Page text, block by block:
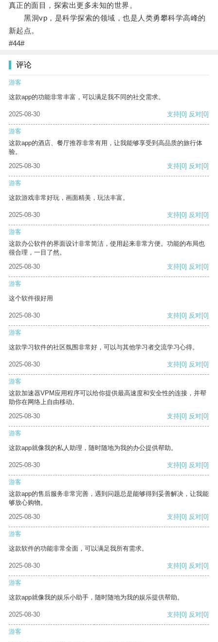
真正的面目，探索出更多未知的世界。
黑洞vp，是科学探索的领域，也是人类勇攀科学高峰的
新起点。
#44#
评论
游客
这款app的功能非常丰富，可以满足我不同的社交需求。
2025-08-30 支持[0] 反对[0]
游客
这款app的酒店、餐厅推荐非常有用，让我能够享受到高品质的旅行体
验。
2025-08-30
支持[0] 反对[0]
游客
这款游戏非常好玩，画面精美，玩法丰富。
2025-08-30 支持[0] 反对[0]
游客
这款办公软件的界面设计非常简洁，使用起来非常方便。功能的布局也
很合理，一目了然。
2025-08-30
支持[0] 反对[0]
游客
这个软件很好用
2025-08-30 支持[0] 反对[0]
游客
这款学习软件的社区氛围非常好，可以与其他学习者交流学习心得。
2025-08-30 支持[0] 反对[0]
游客
这款加速器VPM应用程序可以给你提供最高速度和安全性的连接，并帮
助你在网络上自由移动。
2025-08-30
支持[0] 反对[0]
游客
这款app就像我的私人助理，随时随地为我的办公提供帮助。
2025-08-30 支持[0] 反对[0]
游客
这款app的售后服务非常完善，遇到问题总是能够得到妥善解决，让我能
够放心购物。
2025-08-30
支持[0] 反对[0]
游客
这款软件的功能非常全面，可以满足我所有需求。
2025-08-30 支持[0] 反对[0]
游客
这款app就像我的娱乐小助手，随时随地为我的娱乐提供帮助。
2025-08-30 支持[0] 反对[0]
游客